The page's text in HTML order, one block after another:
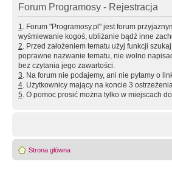
Forum Programosy - Rejestracja
1. Forum "Programosy.pl" jest forum
wyśmiewanie kogoś, ubliżanie bądź inne
2. Przed założeniem tematu użyj funkcji
poprawne nazwanie tematu, nie wolno
bez czytania jego zawartości.
3. Na forum nie podajemy, ani nie pytamy o
4. Użytkownicy mający na koncie 3
5. O pomoc prosić można tylko w miejscach
Strona główna